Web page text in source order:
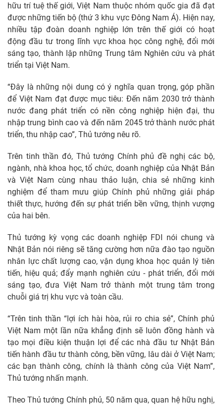
hữu trí tuệ thế giới, Việt Nam thuộc nhóm quốc gia đã đạt
được những tiến bộ (thứ 3 khu vực Đông Nam Á). Hiện nay,
nhiều tập đoàn doanh nghiệp lớn trên thế giới có hoạt
động đầu tư trong lĩnh vực khoa học công nghệ, đổi mới
sáng tạo, thành lập những Trung tâm Nghiên cứu và phát
triển tại Việt Nam.
“Đây là những nội dung có ý nghĩa quan trọng, góp phần
để Việt Nam đạt được mục tiêu: Đến năm 2030 trở thành
nước đang phát triển có nền công nghiệp hiện đại, thu
nhập trung bình cao và đến năm 2045 trở thành nước phát
triển, thu nhập cao”, Thủ tướng nêu rõ.
Trên tinh thần đó, Thủ tướng Chính phủ đề nghị các bộ,
ngành, nhà khoa học, tổ chức, doanh nghiệp của Nhật Bản
và Việt Nam cùng nhau thảo luận, chia sẻ những kinh
nghiệm để tham mưu giúp Chính phủ những giải pháp
thiết thực, hướng đến sự phát triển bền vững, thịnh vượng
của hai bên.
Thủ tướng kỳ vọng các doanh nghiệp FDI nói chung và
Nhật Bản nói riêng sẽ tăng cường hơn nữa đào tạo nguồn
nhân lực chất lượng cao, vận dụng khoa học quản lý tiên
tiến, hiệu quả; đẩy mạnh nghiên cứu - phát triển, đổi mới
sáng tạo, đưa Việt Nam trở thành một trung tâm trong
chuỗi giá trị khu vực và toàn cầu.
“Trên tinh thần “lợi ích hài hòa, rủi ro chia sẻ”, Chính phủ
Việt Nam một lần nữa khẳng định sẽ luôn đồng hành và
tạo mọi điều kiện thuận lợi để các nhà đầu tư Nhật Bản
tiến hành đầu tư thành công, bền vững, lâu dài ở Việt Nam;
các bạn thành công, chính là thành công của Việt Nam”,
Thủ tướng nhấn mạnh.
Theo Thủ tướng Chính phủ, 50 năm qua, quan hệ hữu nghị,